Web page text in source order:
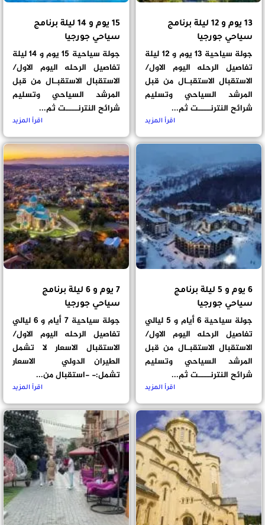
13 يوم و 12 ليلة برنامج
سياحي جورجيا
جولة سياحية 13 يوم و 12 ليلة
تفاصيل الرحله اليوم الاول/
الاستقبال الاستقبـال من قبل
المرشد السياحي وتسليم
شرائح النترنــــت ثم...
اقرأ المزيد
15 يوم و 14 ليلة برنامج
سياحي جورجيا
جولة سياحية 15 يوم و 14 ليلة
تفاصيل الرحله اليوم الاول/
الاستقبال الاستقبـال من قبل
المرشد السياحي وتسليم
شرائح النترنــــت ثم...
اقرأ المزيد
6 يوم و 5 ليلة برنامج
سياحي جورجيا
جولة سياحية 6 أيام و 5 ليالي
تفاصيل الرحله اليوم الاول/
الاستقبال الاستقبـال من قبل
المرشد السياحي وتسليم
شرائح النترنــــت ثم...
اقرأ المزيد
7 يوم و 6 ليلة برنامج
سياحي جورجيا
جولة سياحية 7 أيام و 6 ليالي
تفاصيل الرحله اليوم الاول/
الاستقبال الاسعار لا تشمل
الطيران الدولي الاسعار
تشمل:- -استقبال من...
اقرأ المزيد